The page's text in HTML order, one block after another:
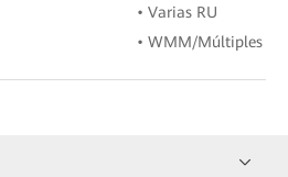
• Varias RU
• WMM/Múltiples